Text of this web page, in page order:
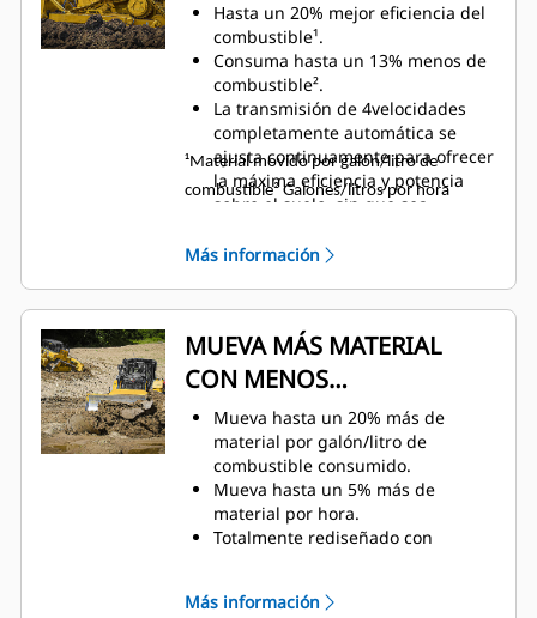
Hasta un 20% mejor eficiencia del
combustible¹.
Consuma hasta un 13% menos de
combustible².
La transmisión de 4velocidades
completamente automática se
ajusta continuamente para ofrecer
la máxima eficiencia y potencia
sobre el suelo, sin que sea
operador.
la gama de trabajo para maximizar
la eficiencia del combustible.
¹Material movido por galón/litro de
combustible² Galones/litros por hora
Más información
MUEVA MÁS MATERIAL
CON MENOS
COMBUSTIBLE
Mueva hasta un 20% más de
material por galón/litro de
combustible consumido.
Mueva hasta un 5% más de
material por hora.
Totalmente rediseñado con
adecuada para el trabajo que
Más información